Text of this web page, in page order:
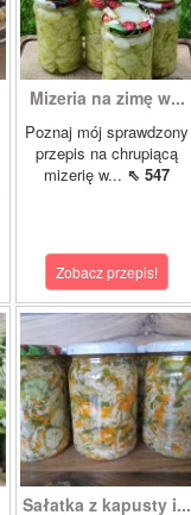
Mizeria na zimę w...
Poznaj mój sprawdzony
przepis na chrupiącą
mizerię w... ⇖ 547
Zobacz przepis!
Sałatka z kapusty i...